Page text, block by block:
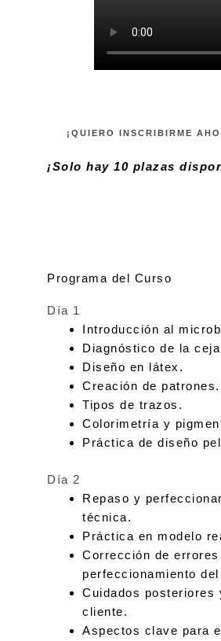
¡QUIERO INSCRIBIRME
¡Solo hay 10 plazas
Programa del Curso
Día 1
Introducción al
Diagnóstico de la
Diseño en látex.
Creación de patrones.
Tipos de trazos.
Colorimetría y
Práctica de diseño
Día 2
Repaso y
técnica.
Práctica en modelo
Corrección de errores
perfeccionamiento
Cuidados posteriores
cliente.
Aspectos clave para